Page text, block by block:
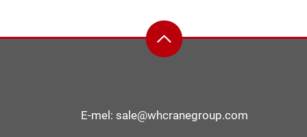
E-mel: sale@whcranegroup.com